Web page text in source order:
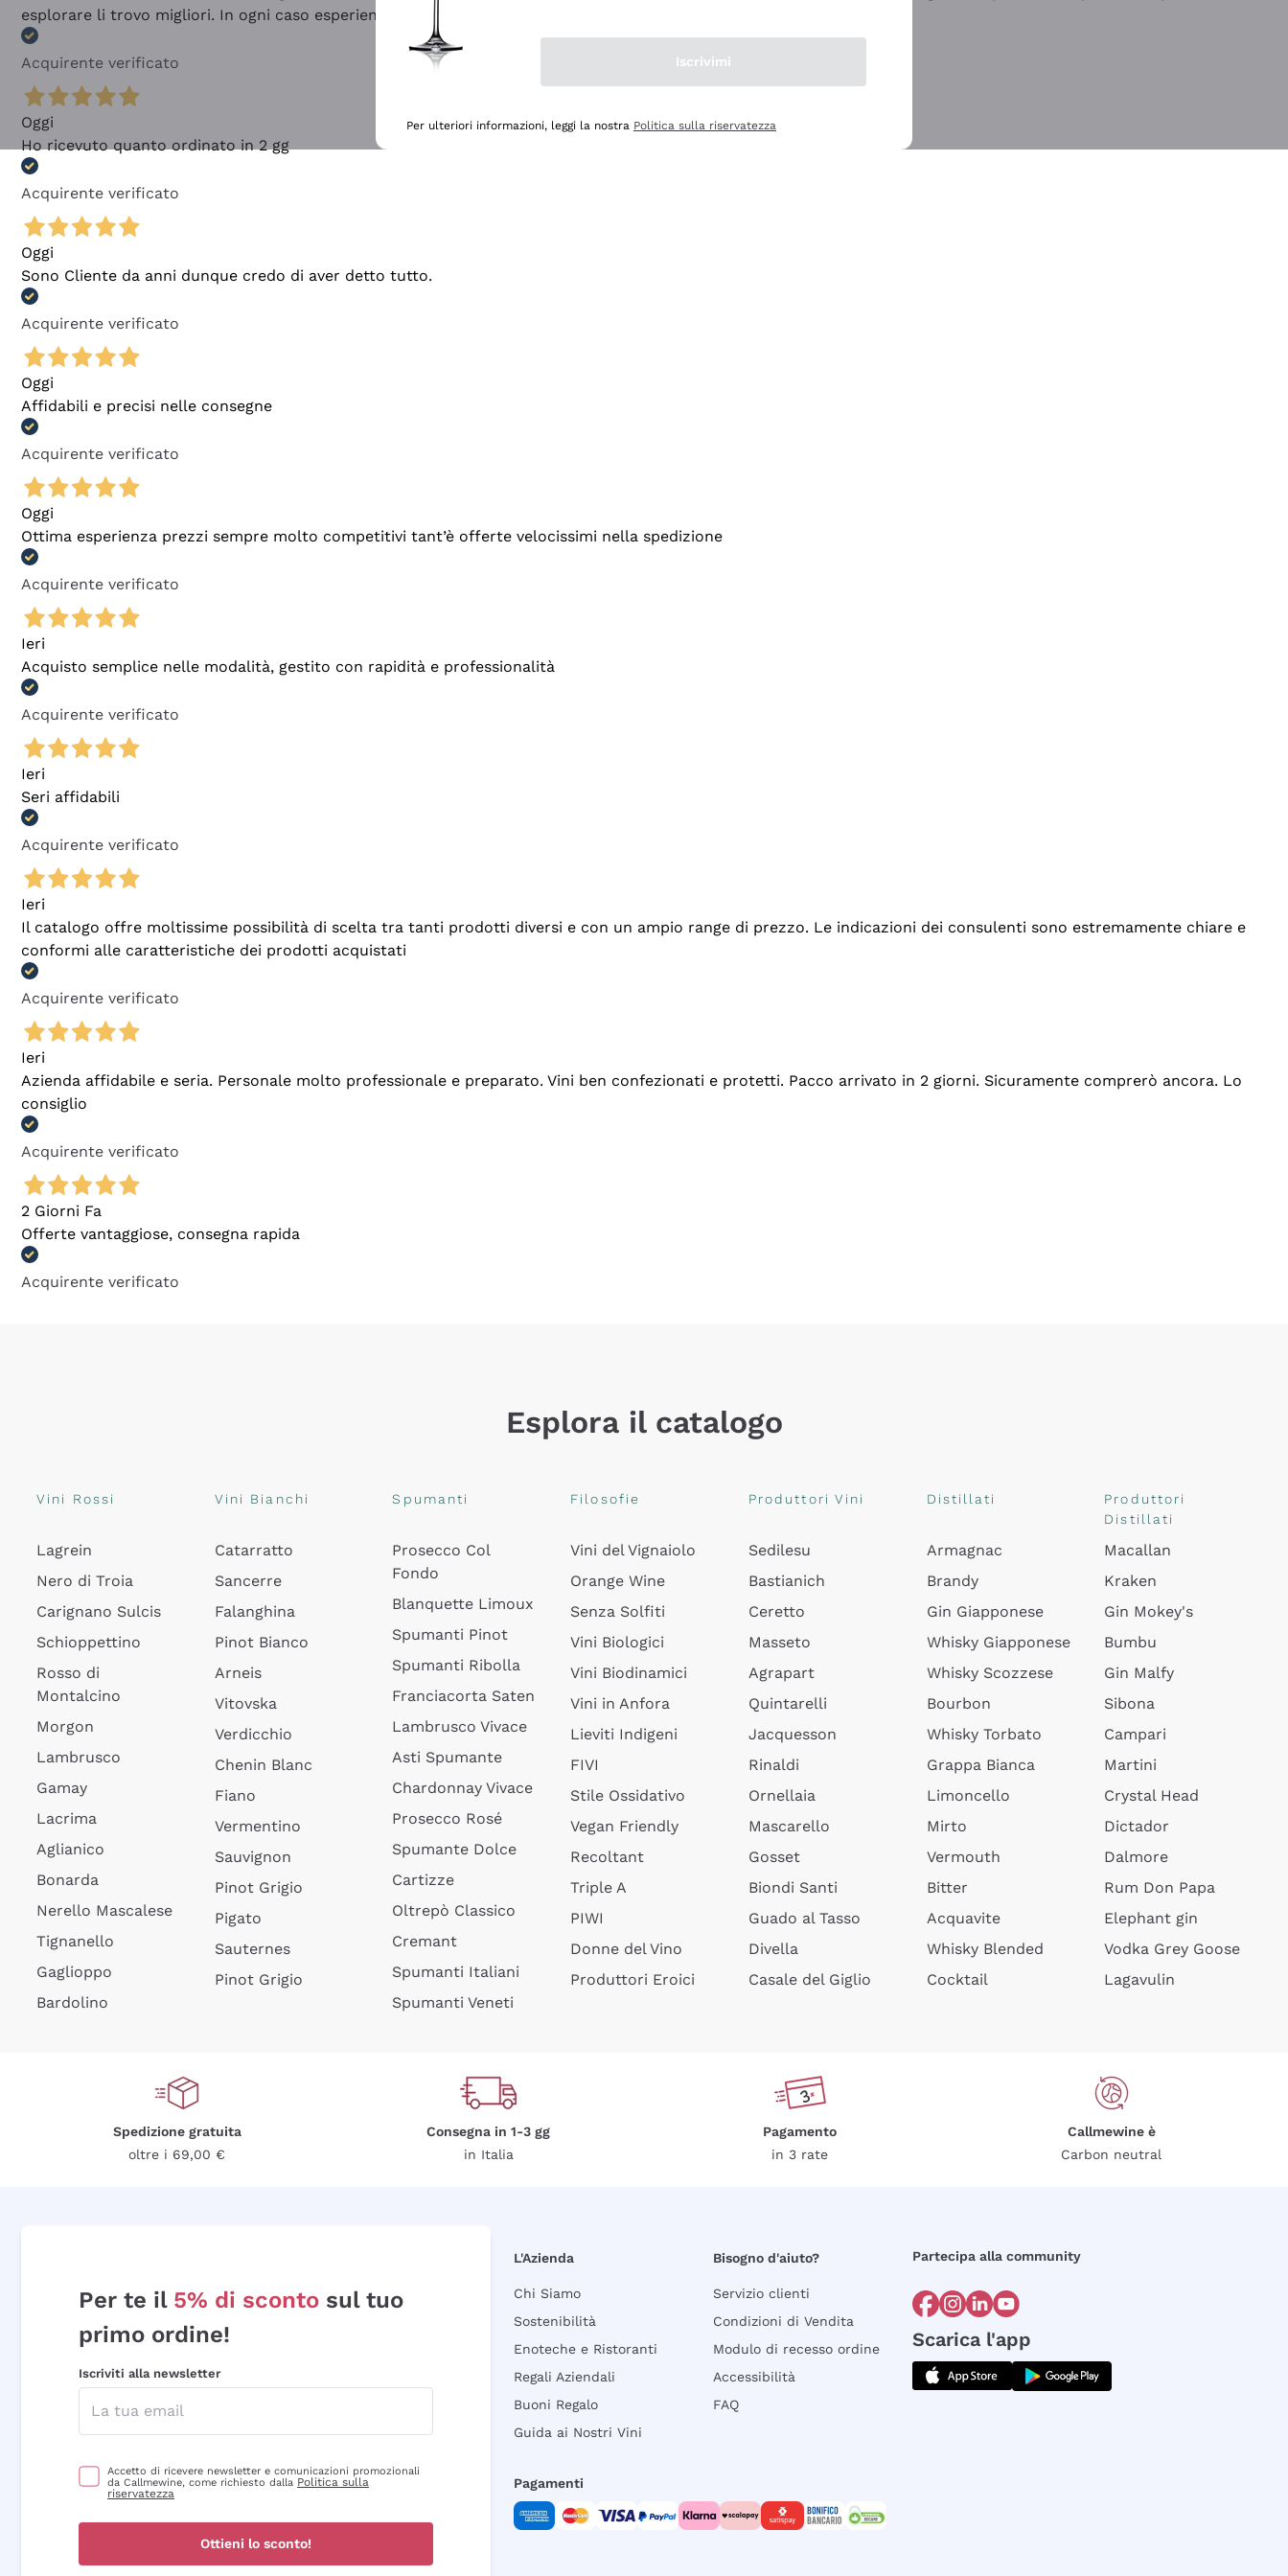
esplorare li trovo migliori. In ogni caso esperienza buona e lo consiglio! 👍
Acquirente verificato
Oggi
Ho ricevuto quanto ordinato in 2 gg
Acquirente verificato
Oggi
Sono Cliente da anni dunque credo di aver detto tutto.
Acquirente verificato
Oggi
Affidabili e precisi nelle consegne
Acquirente verificato
Oggi
Ottima esperienza prezzi sempre molto competitivi tant’è offerte velocissimi nella spedizione
Acquirente verificato
Ieri
Acquisto semplice nelle modalità, gestito con rapidità e professionalità
Acquirente verificato
Ieri
Seri affidabili
Acquirente verificato
Ieri
Il catalogo offre moltissime possibilità di scelta tra tanti prodotti diversi e con un ampio range di prezzo. Le indicazioni dei consulenti sono estremamente chiare e
conformi alle caratteristiche dei prodotti acquistati
Acquirente verificato
Ieri
Azienda affidabile e seria. Personale molto professionale e preparato. Vini ben confezionati e protetti. Pacco arrivato in 2 giorni. Sicuramente comprerò ancora. Lo
consiglio
Acquirente verificato
2 Giorni Fa
Offerte vantaggiose, consegna rapida
Acquirente verificato
Esplora il catalogo
Vini Rossi
Lagrein
Nero di Troia
Carignano Sulcis
Schioppettino
Rosso di
Montalcino
Morgon
Lambrusco
Gamay
Lacrima
Aglianico
Bonarda
Nerello Mascalese
Tignanello
Gaglioppo
Bardolino
Vini Bianchi
Catarratto
Sancerre
Falanghina
Pinot Bianco
Arneis
Vitovska
Verdicchio
Chenin Blanc
Fiano
Vermentino
Sauvignon
Pinot Grigio
Pigato
Sauternes
Pinot Grigio
Spumanti
Prosecco Col
Fondo
Blanquette Limoux
Spumanti Pinot
Spumanti Ribolla
Franciacorta Saten
Lambrusco Vivace
Asti Spumante
Chardonnay Vivace
Prosecco Rosé
Spumante Dolce
Cartizze
Oltrepò Classico
Cremant
Spumanti Italiani
Spumanti Veneti
Filosofie
Vini del Vignaiolo
Orange Wine
Senza Solfiti
Vini Biologici
Vini Biodinamici
Vini in Anfora
Lieviti Indigeni
FIVI
Stile Ossidativo
Vegan Friendly
Recoltant
Triple A
PIWI
Donne del Vino
Produttori Eroici
Produttori Vini
Sedilesu
Bastianich
Ceretto
Masseto
Agrapart
Quintarelli
Jacquesson
Rinaldi
Ornellaia
Mascarello
Gosset
Biondi Santi
Guado al Tasso
Divella
Casale del Giglio
Distillati
Armagnac
Brandy
Gin Giapponese
Whisky Giapponese
Whisky Scozzese
Bourbon
Whisky Torbato
Grappa Bianca
Limoncello
Mirto
Vermouth
Bitter
Acquavite
Whisky Blended
Cocktail
Produttori
Distillati
Macallan
Kraken
Gin Mokey's
Bumbu
Gin Malfy
Sibona
Campari
Martini
Crystal Head
Dictador
Dalmore
Rum Don Papa
Elephant gin
Vodka Grey Goose
Lagavulin
Spedizione gratuita
oltre i 69,00 €
Consegna in 1-3 gg
in Italia
Pagamento
in 3 rate
Callmewine è
Carbon neutral
Per te il 5% di sconto sul tuo
primo ordine!
Iscriviti alla newsletter
Accetto di ricevere newsletter e comunicazioni promozionali
da Callmewine, come richiesto dalla Politica sulla
riservatezza
Ottieni lo sconto!
L'Azienda
Chi Siamo
Sostenibilità
Enoteche e Ristoranti
Regali Aziendali
Buoni Regalo
Guida ai Nostri Vini
Bisogno d'aiuto?
Servizio clienti
Condizioni di Vendita
Modulo di recesso ordine
Accessibilità
FAQ
Partecipa alla community
Scarica l'app
Pagamenti
Iscrivimi
Per ulteriori informazioni, leggi la nostra Politica sulla riservatezza